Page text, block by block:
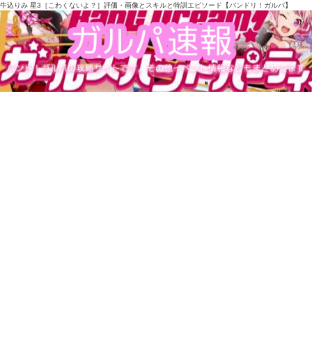
牛込りみ 星3［こわくないよ？］評価・画像とスキルと特訓エピソード【バンドリ！ガルパ】